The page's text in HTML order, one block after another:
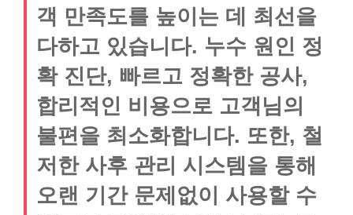
객 만족도를 높이는 데 최선을
다하고 있습니다. 누수 원인 정
확 진단, 빠르고 정확한 공사,
합리적인 비용으로 고객님의
불편을 최소화합니다. 또한, 철
저한 사후 관리 시스템을 통해
오랜 기간 문제없이 사용할 수